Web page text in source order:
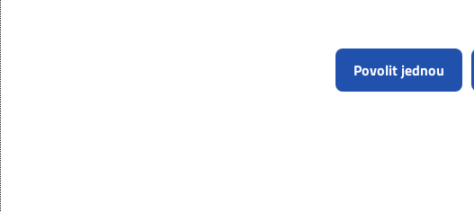
Povolit jednou